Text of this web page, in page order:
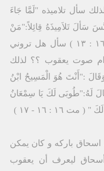
سأل تلاميذه "لَمَّا جَاءَ
سَألَ تَلاَمِيذَهُ قِائِلاً:"مَنْ
يَقُولُ النَّاسُ إِن ي أَنَا " )مت ١٦ : ١٣ ) سأل هل تروني
ام صوت يعقوب ؟؟ لذلك
:"أَنْتَ هُوَ الْمَسِيحُ ابْنُ
لَهُ:"طُوبَى لَكَ يَا سِمْعَانُ
١٦ : ١٦ - ١٧ )
اسحاق باركه و كان يمكن
أسحاق ليعرف أن يعقوب